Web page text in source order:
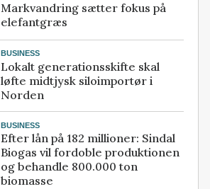
Markvandring sætter fokus på
elefantgræs
BUSINESS
Lokalt generationsskifte skal
løfte midtjysk siloimportør i
Norden
BUSINESS
Efter lån på 182 millioner: Sindal
Biogas vil fordoble produktionen
og behandle 800.000 ton
biomasse